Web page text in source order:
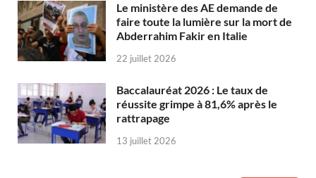
Le ministère des AE demande de
faire toute la lumière sur la mort de
Abderrahim Fakir en Italie
22 juillet 2026
Baccalauréat 2026 : Le taux de
réussite grimpe à 81,6% après le
rattrapage
13 juillet 2026